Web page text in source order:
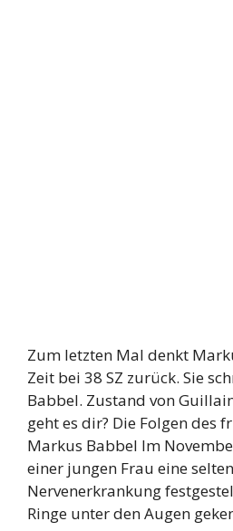
Zum letzten Mal denkt
Zeit bei 38 SZ zurück. Sie
Babbel. Zustand von
geht es dir? Die Folgen des
Markus Babbel Im
einer jungen Frau eine
Nervenerkrankung
Ringe unter den Augen